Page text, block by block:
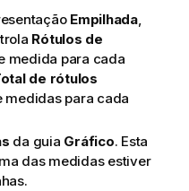
Empilhada,
Rótulos de
medida para cada
de rótulos
medidas para cada
da guia Gráfico. Esta
das medidas estiver